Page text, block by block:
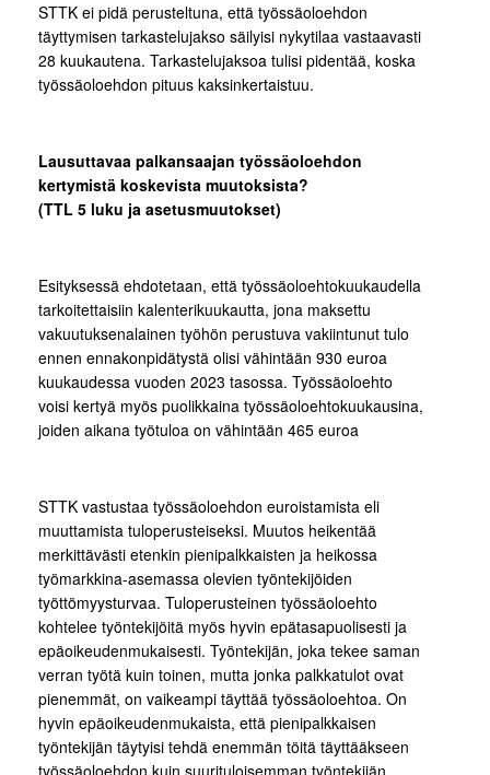
STTK ei pidä perusteltuna, että työssäoloehdon
täyttymisen tarkastelujakso säilyisi nykytilaa vastaavasti
28 kuukautena. Tarkastelujaksoa tulisi pidentää, koska
työssäoloehdon pituus kaksinkertaistuu.
Lausuttavaa palkansaajan työssäoloehdon
kertymistä koskevista muutoksista?
(TTL 5 luku ja asetusmuutokset)
Esityksessä ehdotetaan, että työssäoloehtokuukaudella
tarkoitettaisiin kalenterikuukautta, jona maksettu
vakuutuksenalainen työhön perustuva vakiintunut tulo
ennen ennakonpidätystä olisi vähintään 930 euroa
kuukaudessa vuoden 2023 tasossa. Työssäoloehto
voisi kertyä myös puolikkaina työssäoloehtokuukausina,
joiden aikana työtuloa on vähintään 465 euroa
STTK vastustaa työssäoloehdon euroistamista eli
muuttamista tuloperusteiseksi. Muutos heikentää
merkittävästi etenkin pienipalkkaisten ja heikossa
työmarkkina-asemassa olevien työntekijöiden
työttömyysturvaa. Tuloperusteinen työssäoloehto
kohtelee työntekijöitä myös hyvin epätasapuolisesti ja
epäoikeudenmukaisesti. Työntekijän, joka tekee saman
verran työtä kuin toinen, mutta jonka palkkatulot ovat
pienemmät, on vaikeampi täyttää työssäoloehtoa. On
hyvin epäoikeudenmukaista, että pienipalkkaisen
työntekijän täytyisi tehdä enemmän töitä täyttääkseen